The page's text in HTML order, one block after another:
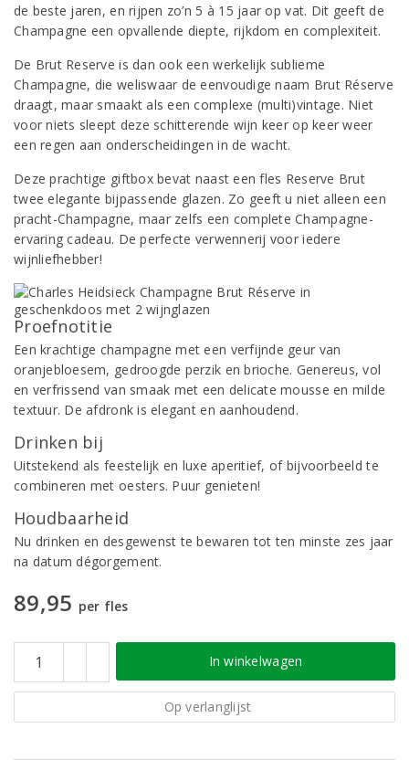
de beste jaren, en rijpen zo’n 5 à 15 jaar op vat. Dit geeft de
Champagne een opvallende diepte, rijkdom en complexiteit.
De Brut Reserve is dan ook een werkelijk sublieme
Champagne, die weliswaar de eenvoudige naam Brut Réserve
draagt, maar smaakt als een complexe (multi)vintage. Niet
voor niets sleept deze schitterende wijn keer op keer weer
een regen aan onderscheidingen in de wacht.
Deze prachtige giftbox bevat naast een fles Reserve Brut
twee elegante bijpassende glazen. Zo geeft u niet alleen een
pracht-Champagne, maar zelfs een complete Champagne-
ervaring cadeau. De perfecte verwennerij voor iedere
wijnliefhebber!
Proefnotitie
Een krachtige champagne met een verfijnde geur van
oranjebloesem, gedroogde perzik en brioche. Genereus, vol
en verfrissend van smaak met een delicate mousse en milde
textuur. De afdronk is elegant en aanhoudend.
Drinken bij
Uitstekend als feestelijk en luxe aperitief, of bijvoorbeeld te
combineren met oesters. Puur genieten!
Houdbaarheid
Nu drinken en desgewenst te bewaren tot ten minste zes jaar
na datum dégorgement.
89,95 per fles
In winkelwagen
Op verlanglijst